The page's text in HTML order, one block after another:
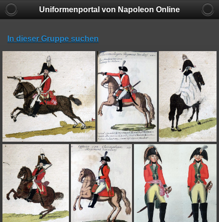
Uniformenportal von Napoleon Online
In dieser Gruppe suchen